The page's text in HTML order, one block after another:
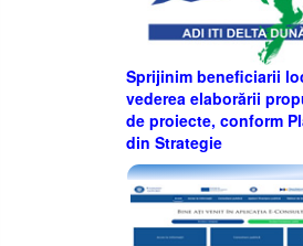
Sprijinim beneficiarii
vederea elaborării
de proiecte, conform
din Strategie